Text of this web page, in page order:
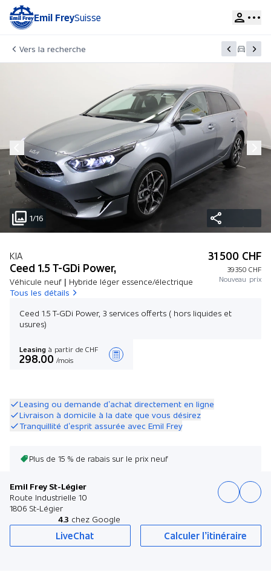
Emil FreySuisse
Vers la recherche
1/16
KIA
Ceed 1.5 T-GDi Power,
Véhicule neuf | Hybride léger essence/électrique
Tous les détails
31 500 CHF
39 350 CHF
Nouveau prix
Ceed 1.5 T-GDi Power, 3 services offerts ( hors liquides et
usures)
Leasing à partir de CHF
298.00 /mois
Leasing ou demande d’achat directement en ligne
Livraison à domicile à la date que vous désirez
Tranquillité d’esprit assurée avec Emil Frey
Plus de 15 % de rabais sur le prix neuf
Emil Frey St-Légier
Route Industrielle 10
1806 St-Légier
4.3 chez Google
LiveChat Calculer l’itinéraire